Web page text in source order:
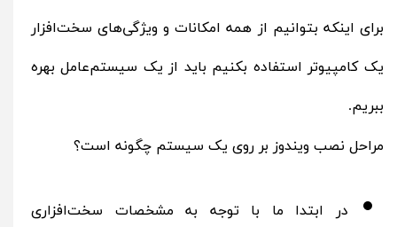
برای اینکه بتوانیم از همه امکانات و ویژگی‌های سخت‌افزار
یک کامپیوتر استفاده بکنیم باید از یک سیستم‌عامل بهره
ببریم.
مراحل نصب ویندوز بر روی یک سیستم چگونه است؟
در ابتدا ما با توجه به مشخصات سخت‌افزاری